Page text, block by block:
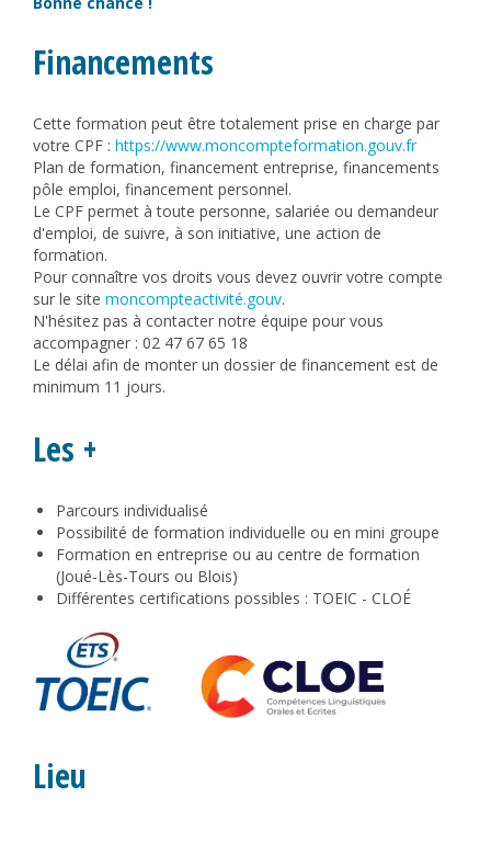
Financements
Cette formation peut être totalement prise en charge par
votre CPF : https://www.moncompteformation.gouv.fr
Plan de formation, financement entreprise, financements
pôle emploi, financement personnel.
Le CPF permet à toute personne, salariée ou demandeur
d'emploi, de suivre, à son initiative, une action de
formation.
Pour connaître vos droits vous devez ouvrir votre compte
sur le site moncompteactivité.gouv.
N'hésitez pas à contacter notre équipe pour vous
accompagner : 02 47 67 65 18
Le délai afin de monter un dossier de financement est de
minimum 11 jours.
Les +
Parcours individualisé
Possibilité de formation individuelle ou en mini groupe
Formation en entreprise ou au centre de formation
(Joué-Lès-Tours ou Blois)
Différentes certifications possibles : TOEIC - CLOÉ
Lieu